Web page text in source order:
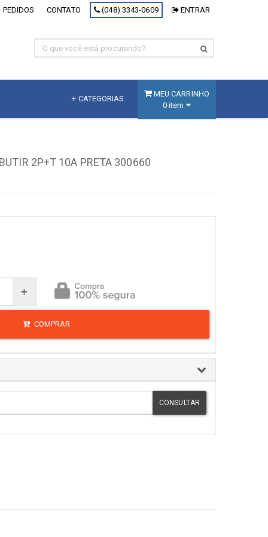
PEDIDOS CONTATO (048) 3343-0609 ENTRAR
MEU CARRINHO
0 item
+ CATEGORIAS
Fracionado
2P+T 10A PRETA 300660
+
COMPRAR
CONSULTAR